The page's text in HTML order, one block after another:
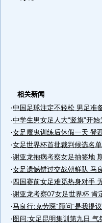
相关新闻
·中国足球注定不轻松 男足准
·中学生男女足人大“竖旗”开
·女足魔鬼训练后休假一天 登
·女足世界杯首批裁判候选名
·谢亚龙抱病考察女足抽签地
·女足遗憾错过交战朝鲜队 马
·四国赛前女足难觅热身对手
·谢亚龙考察07女足世界杯 肯
·马良行:克劳琛“顾问”是我提
·图问:女足昆明集训第九日 气